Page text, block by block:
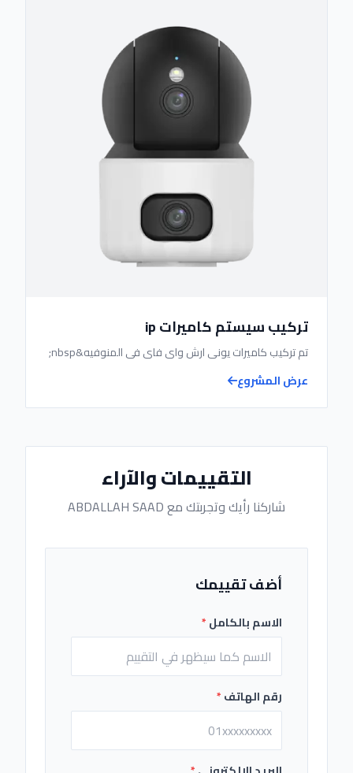
تركيب سيستم كاميرات ip
تم تركيب كاميرات يونى ارش واى فاى فى المنوفيه&nbsp;
عرض المشروع
التقييمات والآراء
شاركنا رأيك وتجربتك مع ABDALLAH SAAD
أضف تقييمك
الاسم بالكامل*
رقم الهاتف*